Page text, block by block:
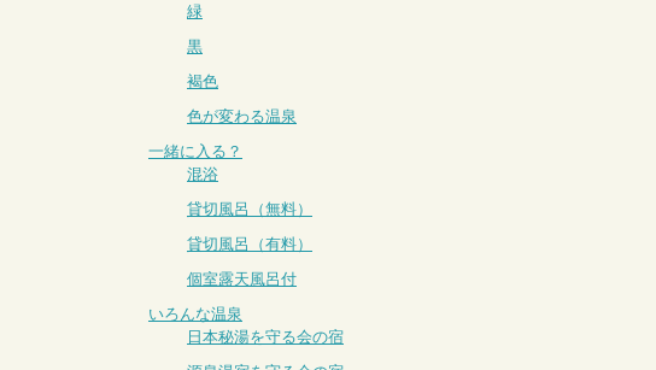
緑
黒
褐色
色が変わる温泉
一緒に入る？
混浴
貸切風呂（無料）
貸切風呂（有料）
個室露天風呂付
いろんな温泉
日本秘湯を守る会の宿